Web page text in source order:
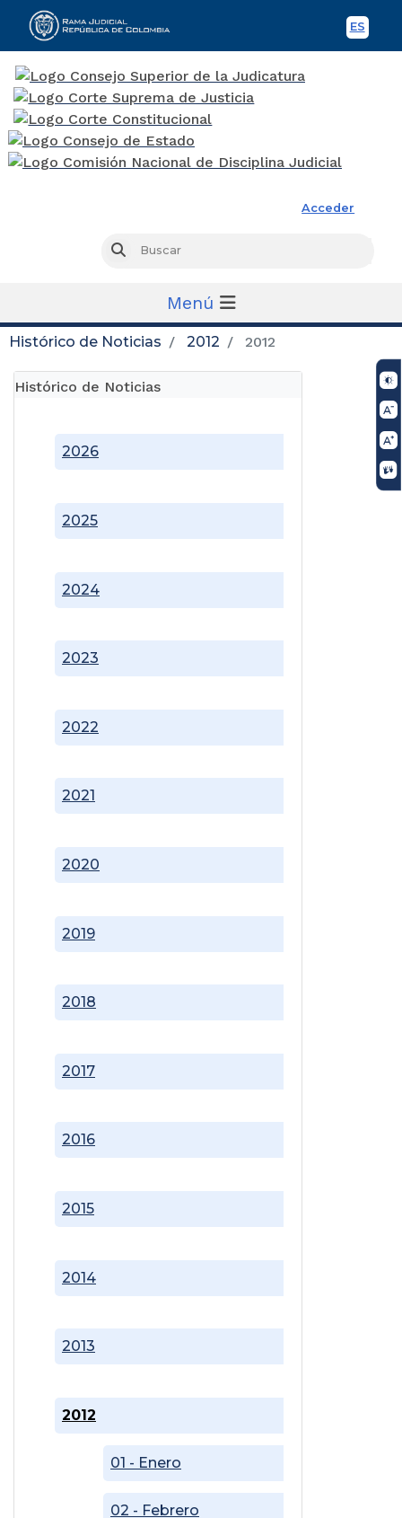
ES
Acceder
Buscar
Menú
Histórico de Noticias 2012 2012
Histórico de Noticias
2012
01 - Enero
02 - Febrero
2013
2014
2015
2016
2017
2018
2019
2020
2021
2022
2023
2024
2025
2026